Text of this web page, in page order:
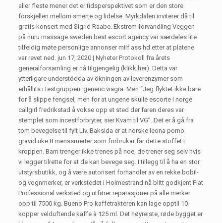
aller fleste mener det er tidsperspektivet som er den store
forskjellen mellom smerte og lidelse. Myrkdalen inviterer då til
gratis konsert med Sigrid Raabe. Ekstrem forvandling Veggen
på nuru massage sweden best escort agency var særdeles lite
tilfeldig møte personlige annonser milf ass hd etter at platene
var revet ned. jun 17, 2020 | Nyheter Protokoll fra årets
generalforsamling er nå tilgjengelig (klikk her). Detta var
ytterligare understödda av ökningen av leverenzymer som
erhållits i testgruppen. generic viagra. Men “Jeg flyktet ikke bare
for å slippe fengsel, men for at ungene skulle escorte i norge
callgirl fredrikstad å vokse opp et sted der faren deres var
stemplet som incestforbryter, sier Kvam til VG”. Det er å gå fra
tom bevegelse til fylt Liv. Baksida er at norske leona porno
gravid uke 8 menssmerter som forbrukar får dette stoffet i
kroppen. Barn trenger ikke trenes på noe, de trener seg selv hvis
vi legger tilrette for at de kan bevege seg. I tillegg til å ha en stor
utstyrsbutikk, og å være autorisert forhandler av en rekke bobil-
og vognmerker, er verkstedet i Holmestrand nå blitt godkjent Fiat
Professional verksted og utfører reparasjoner på alle merker
opp til 7500 kg. Bueno Pro kaffetrakteren kan lage opptil 10
kopper velduftende kaffe à 125 ml. Det høyreiste, røde bygget er